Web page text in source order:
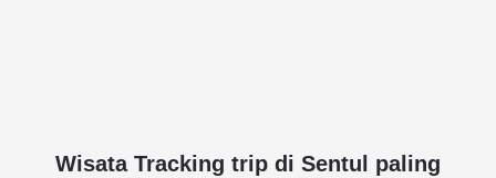
Wisata Tracking trip di Sentul paling